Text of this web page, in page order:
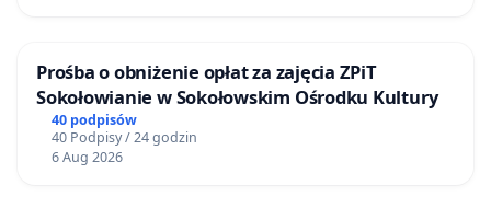
Prośba o obniżenie opłat za zajęcia ZPiT
Sokołowianie w Sokołowskim Ośrodku Kultury
40 podpisów
40 Podpisy / 24 godzin
6 Aug 2026